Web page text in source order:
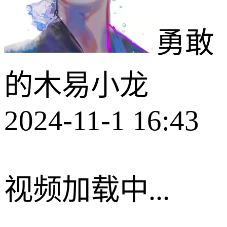
勇敢
的木易小龙
2024-11-1 16:43
视频加载中...